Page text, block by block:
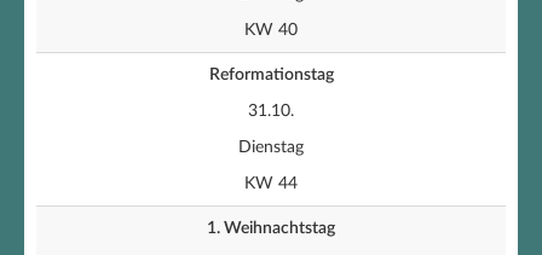
KW 40
Reformationstag
31.10.
Dienstag
KW 44
1. Weihnachtstag